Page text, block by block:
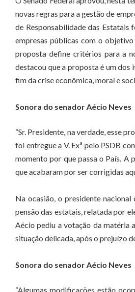
novas regras para a gestão de
de Responsabilidade das Estatais
empresas públicas com o
proposta define critérios para a
destacou que a proposta é um dos
fim da crise econômica, moral e
Sonora do senador Aécio Neves
“Sr. Presidente, na verdade, esse
foi entregue a V. Exª pelo PSDB
momento por que passa o País. A
que acabaram por ser corrigidas
Na ocasião, o presidente
pensão das estatais, relatada por
Aécio pediu a votação da matéria
situação delicada, após o prejuízo
Sonora do senador Aécio Neves
“Algumas modificações estão